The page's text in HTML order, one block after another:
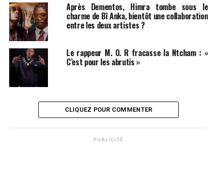
Après Dementos, Himra tombe sous le
charme de Bî Anka, bientôt une collaboration
entre les deux artistes ?
Le rappeur M. O. R fracasse la Ntcham : «
C’est pour les abrutis »
CLIQUEZ POUR COMMENTER
PUBLICITÉ